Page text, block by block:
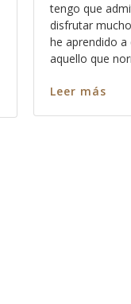
tengo que
disfrutar
he aprendido
aquello que
Leer más